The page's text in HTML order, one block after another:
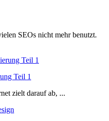
SEOs nicht mehr benutzt.
Teil 1
zielt darauf ab, ...